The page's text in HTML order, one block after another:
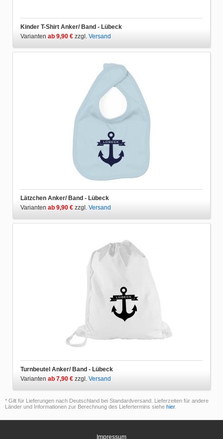
Kinder T-Shirt Anker/ Band - Lübeck
Varianten ab 9,90 € zzgl. Versand
Lätzchen Anker/ Band - Lübeck
Varianten ab 9,90 € zzgl. Versand
Turnbeutel Anker/ Band - Lübeck
Varianten ab 7,90 € zzgl. Versand
* Gilt für Lieferungen nach Deutschland bei Standardversand. Lieferzeiten für andere
Länder und Informationen zur Berechnung des Liefertermins siehe hier.
Impressum